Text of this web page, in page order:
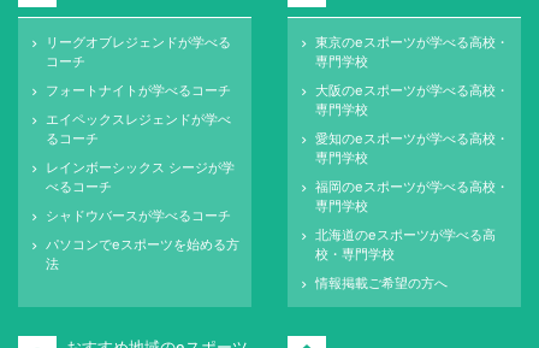
keyboard_arrow_right
リーグオブレジェンドが学べる
コーチ
keyboard_arrow_right フォートナイトが学べるコーチ
keyboard_arrow_right
エイペックスレジェンドが学べ
るコーチ
keyboard_arrow_right
レインボーシックス シージが学
べるコーチ
keyboard_arrow_right シャドウバースが学べるコーチ
keyboard_arrow_right
パソコンでeスポーツを始める方
法
keyboard_arrow_right
東京のeスポーツが学べる高校・
専門学校
keyboard_arrow_right
大阪のeスポーツが学べる高校・
専門学校
keyboard_arrow_right
愛知のeスポーツが学べる高校・
専門学校
keyboard_arrow_right
福岡のeスポーツが学べる高校・
専門学校
keyboard_arrow_right
北海道のeスポーツが学べる高
校・専門学校
keyboard_arrow_right 情報掲載ご希望の方へ